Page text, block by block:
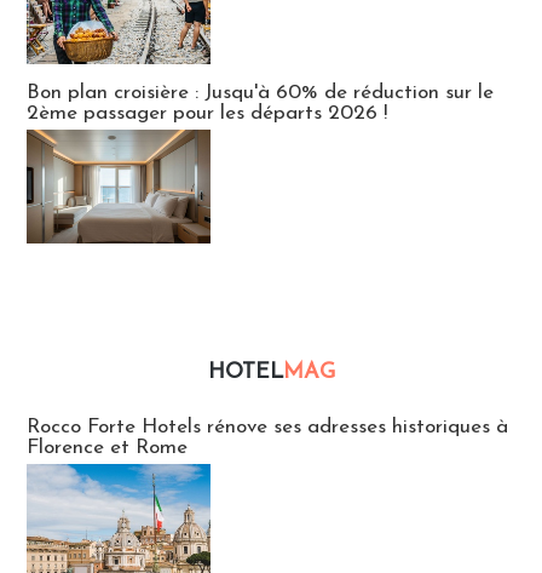
Bon plan croisière : Jusqu'à 60% de réduction sur le
2ème passager pour les départs 2026 !
HOTELMAG
Rocco Forte Hotels rénove ses adresses historiques à
Florence et Rome